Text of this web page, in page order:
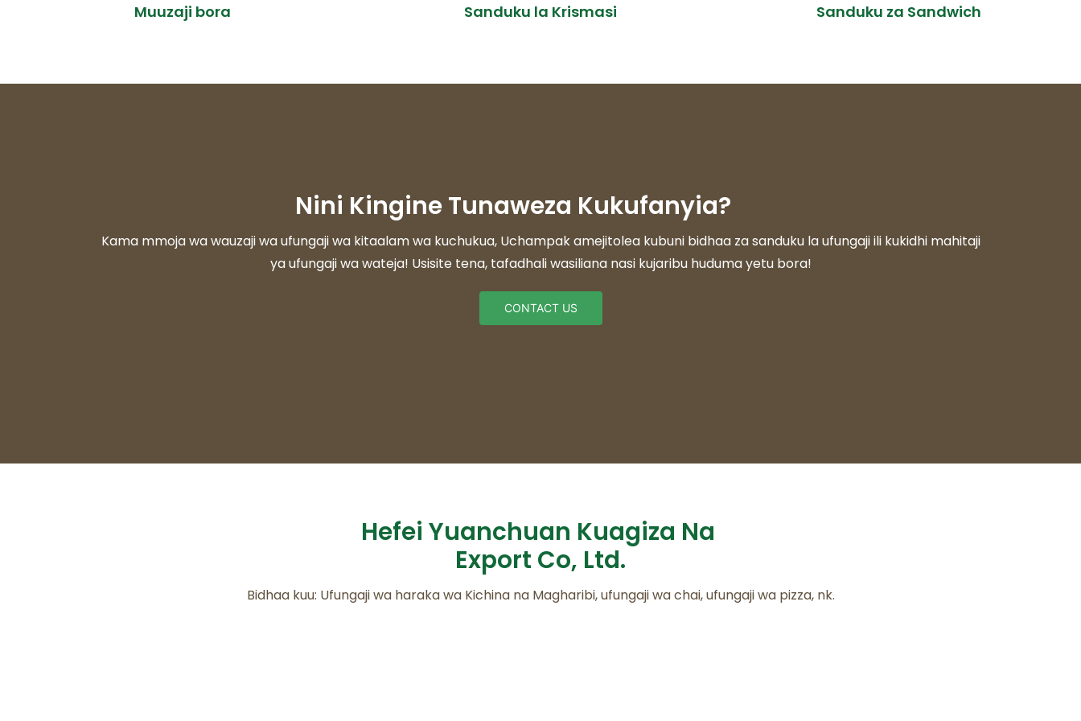
Muuzaji bora Sanduku la Krismasi Sanduku za Sandwich
Nini Kingine Tunaweza Kukufanyia?
Kama mmoja wa wauzaji wa ufungaji wa kitaalam wa kuchukua, Uchampak amejitolea kubuni bidhaa za sanduku la ufungaji ili kukidhi mahitaji
ya ufungaji wa wateja! Usisite tena, tafadhali wasiliana nasi kujaribu huduma yetu bora!
CONTACT US
Hefei Yuanchuan Kuagiza Na
Export Co, Ltd.
Bidhaa kuu: Ufungaji wa haraka wa Kichina na Magharibi, ufungaji wa chai, ufungaji wa pizza, nk.